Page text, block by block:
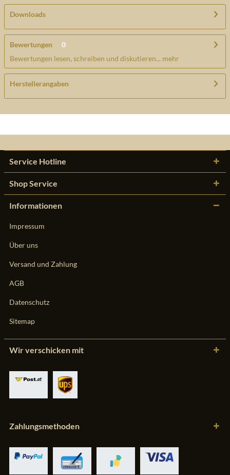
Downloads
Bewertungen
0
Bewertungen lesen, schreiben und diskutieren... mehr
Herstellerangaben
Service Hotline
Shop Service
Informationen
Impressum
Über uns
Versand und Zahlung
AGB
Datenschutz
Sitemap
Wir verschicken mit
Zahlungsmethoden